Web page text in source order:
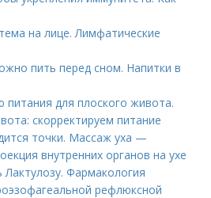
на лице. Лимфатические
пить перед сном. Напитки в
питания для плоского живота.
скорректируем питание
точки. Массаж уха —
внутренних органов на ухе
Фармакология
рефлюксной